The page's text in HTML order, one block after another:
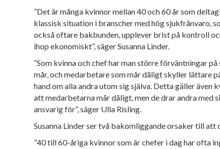
”Det är många kvinnor mellan 40 och 60 år som
klassisksituation i branscher med hög sjukfrånvaro,
också oftare bakbunden, upplever brist på kontroll
ihop ekonomiskt”, säger Susanna Linder.
”Som kvinna och chef har man störreförväntningar på
mår,och medarbetare som mår dåligt skyller lättare
hand om alla andra utom sig själva. Detta gäller även
att medarbetarna mårdåligt, men de drar andra med
ansvarig för”, säger Ulla Risling.
Susanna Linder ser två bakomliggande orsaker till att
”40 till 60-åriga kvinnor som är chefer i dag har ofta